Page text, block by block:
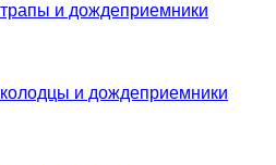
и дождеприемники
и дождеприемники